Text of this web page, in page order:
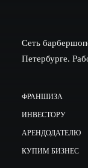
Сеть
Петербурге.
ФРАНШИЗА
ИНВЕСТОРУ
АРЕНДОДАТЕЛЮ
КУПИМ БИЗНЕС